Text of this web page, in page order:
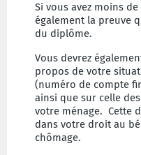
Si vous avez moins
également la preuve
du diplôme.
Vous devrez
propos de votre
(numéro de compte
ainsi que sur celle
votre ménage. Cette
dans votre droit au
chômage.